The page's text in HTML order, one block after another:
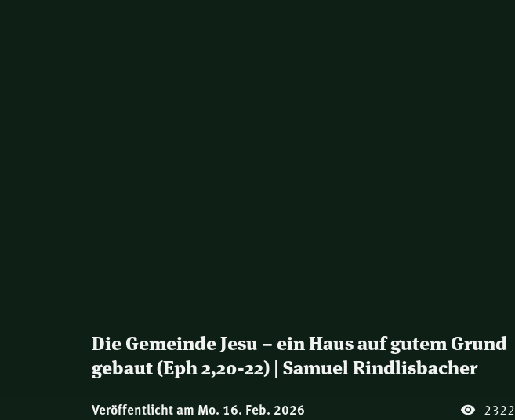
Die Gemeinde Jesu – ein Haus auf gutem Grund
gebaut (Eph 2,20-22) | Samuel Rindlisbacher
Veröffentlicht am Mo. 16. Feb. 2026 2322